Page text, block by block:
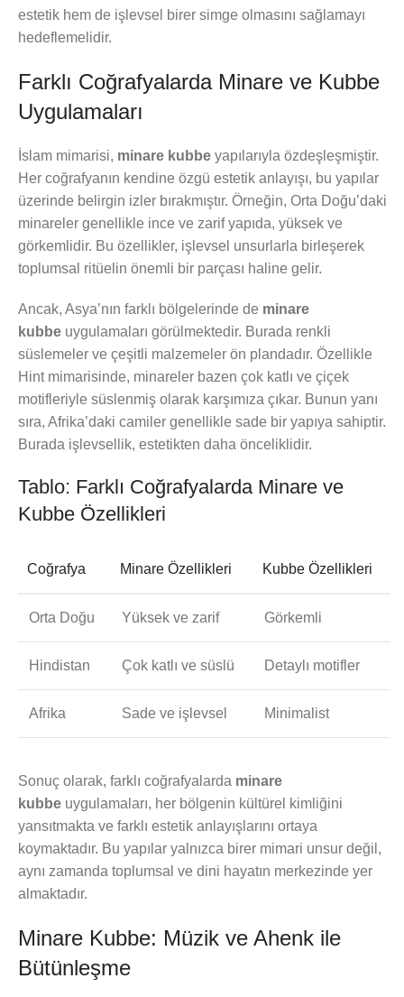
estetik hem de işlevsel birer simge olmasını sağlamayı
hedeflemelidir.
Farklı Coğrafyalarda Minare ve Kubbe
Uygulamaları
İslam mimarisi, minare kubbe yapılarıyla özdeşleşmiştir.
Her coğrafyanın kendine özgü estetik anlayışı, bu yapılar
üzerinde belirgin izler bırakmıştır. Örneğin, Orta Doğu’daki
minareler genellikle ince ve zarif yapıda, yüksek ve
görkemlidir. Bu özellikler, işlevsel unsurlarla birleşerek
toplumsal ritüelin önemli bir parçası haline gelir.
Ancak, Asya’nın farklı bölgelerinde de minare
kubbe uygulamaları görülmektedir. Burada renkli
süslemeler ve çeşitli malzemeler ön plandadır. Özellikle
Hint mimarisinde, minareler bazen çok katlı ve çiçek
motifleriyle süslenmiş olarak karşımıza çıkar. Bunun yanı
sıra, Afrika’daki camiler genellikle sade bir yapıya sahiptir.
Burada işlevsellik, estetikten daha önceliklidir.
Tablo: Farklı Coğrafyalarda Minare ve
Kubbe Özellikleri
Coğrafya Minare Özellikleri Kubbe Özellikleri
Orta Doğu Yüksek ve zarif Görkemli
Hindistan Çok katlı ve süslü Detaylı motifler
Afrika Sade ve işlevsel Minimalist
Sonuç olarak, farklı coğrafyalarda minare
kubbe uygulamaları, her bölgenin kültürel kimliğini
yansıtmakta ve farklı estetik anlayışlarını ortaya
koymaktadır. Bu yapılar yalnızca birer mimari unsur değil,
aynı zamanda toplumsal ve dini hayatın merkezinde yer
almaktadır.
Minare Kubbe: Müzik ve Ahenk ile
Bütünleşme